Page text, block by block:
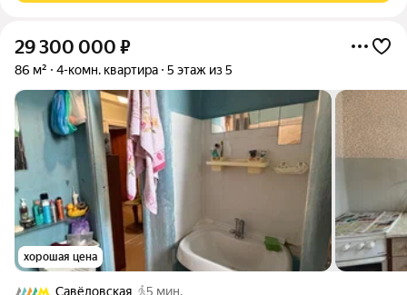
29 300 000 ₽
86 м² 4-комн. квартира 5 этаж из 5
хорошая цена
Савёловская
5 мин.